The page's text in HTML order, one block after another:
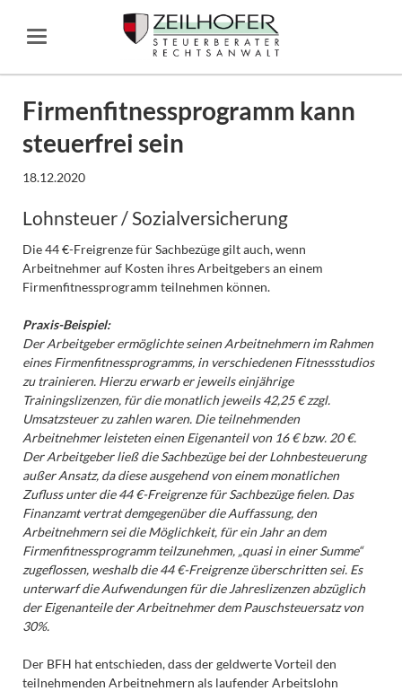
Firmenfitnessprogramm kann
steuerfrei sein
18.12.2020
Lohnsteuer / Sozialversicherung
Die 44 €-Freigrenze für Sachbezüge gilt auch, wenn
Arbeitnehmer auf Kosten ihres Arbeitgebers an einem
Firmenfitnessprogramm teilnehmen können.
Praxis-Beispiel:
Der Arbeitgeber ermöglichte seinen Arbeitnehmern im Rahmen
eines Firmenfitnessprogramms, in verschiedenen Fitnessstudios
zu trainieren. Hierzu erwarb er jeweils einjährige
Trainingslizenzen, für die monatlich jeweils 42,25 € zzgl.
Umsatzsteuer zu zahlen waren. Die teilnehmenden
Arbeitnehmer leisteten einen Eigenanteil von 16 € bzw. 20 €.
Der Arbeitgeber ließ die Sachbezüge bei der Lohnbesteuerung
außer Ansatz, da diese ausgehend von einem monatlichen
Zufluss unter die 44 €-Freigrenze für Sachbezüge fielen. Das
Finanzamt vertrat demgegenüber die Auffassung, den
Arbeitnehmern sei die Möglichkeit, für ein Jahr an dem
Firmenfitnessprogramm teilzunehmen, „quasi in einer Summe“
zugeflossen, weshalb die 44 €-Freigrenze überschritten sei. Es
unterwarf die Aufwendungen für die Jahreslizenzen abzüglich
der Eigenanteile der Arbeitnehmer dem Pauschsteuersatz von
30%.
Der BFH hat entschieden, dass der geldwerte Vorteil den
teilnehmenden Arbeitnehmern als laufender Arbeitslohn